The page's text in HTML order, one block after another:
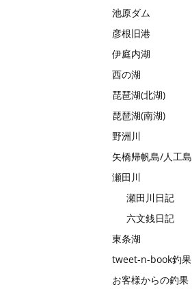
池原ダム
彦根旧港
伊庭内湖
西の湖
琵琶湖(北湖)
琵琶湖(南湖)
野洲川
矢橋帰帆島/人工島
瀬田川
瀬田川日記
六文銭日記
東条湖
tweet-n-book釣果
お客様からの釣果